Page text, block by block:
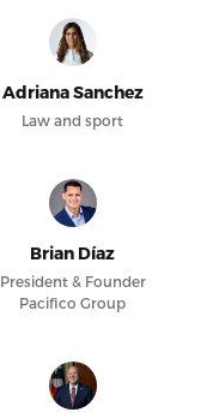
Adriana Sanchez
Law and sport
Brian Díaz
President & Founder
Pacifico Group